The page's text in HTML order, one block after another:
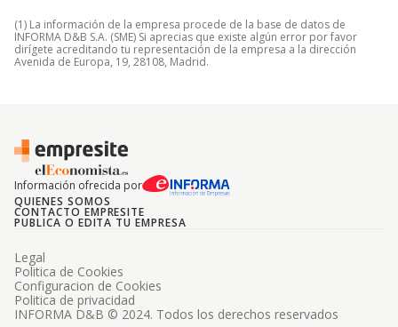
(1) La información de la empresa procede de la base de datos de
INFORMA D&B S.A. (SME) Si aprecias que existe algún error por favor
dirígete acreditando tu representación de la empresa a la dirección
Avenida de Europa, 19, 28108, Madrid.
Información ofrecida por
QUIENES SOMOS
CONTACTO EMPRESITE
PUBLICA O EDITA TU EMPRESA
INFORMA D&B © 2024. Todos los derechos reservados
Legal
Politica de Cookies
Configuracion de Cookies
Politica de privacidad